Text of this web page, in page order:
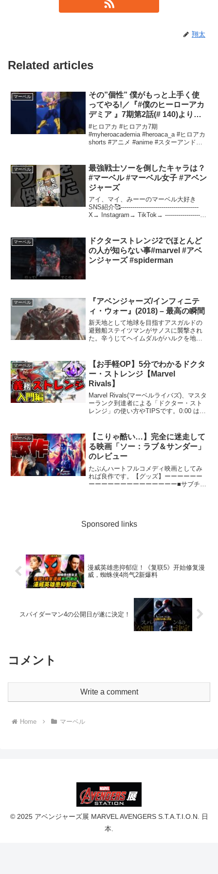
翔太
Related articles
マーベル
その”個性” 僕がもっと上手く使
ってやる!／『#僕のヒーローアカ
デミア 』7期第2話(# 140)より／
毎週土曜夕方5:30放送中
#ヒロアカ #ヒロアカ7期
#myheroacademia #heroaca_a #ヒロアカ
shorts #アニメ #anime #スターアンドス
マーベル
最強戦士ソーを倒したキャラは？
#マーベル #マーベル女子 #アベン
ジャーズ
アイ、マイ、みーーのマーベル大好き
SNS紹介🥰----------------------------------------
X→ Instagram→ TikTok→ ---------------------
マーベル
ドクターストレンジ2でほとんど
の人が知らない事#marvel #アベ
ンジャーズ #spiderman
マーベル
『アベンジャーズ/インフィニテ
ィ・ウォー』(2018) – 最高の瞬間
新天地として地球を目指すアスガルドの
避難船ステイツマンがサノスに襲撃され
た。辛うじてヘイムダルがハルクを地球
ス・ストーンが奪われる。パワー・スト
ーンと合わせ2つのインフィ...
マーベル
【お手軽OP】5分でわかるドクタ
ー・ストレンジ【Marvel
Rivals】
Marvel Rivals(マーベルライバズ)、マスタ
ーランク到達者による「ドクター・スト
レンジ」の使い方やTIPSです。0:00 はじ
ク...
マーベル
【こりゃ酷い…】完全に迷走して
る映画「ソー：ラブ＆サンダー」
のレビュー
たぶんハートフルコメディ映画としてみ
れば良作です。【グッズ】ーーーーーー
ーーーーーーーーーーーーーー■サブチャ
Sponsored links
漫威英雄患抑郁症！《复联5》开始修复漫
威，蜘蛛侠4尚气2新爆料
スパイダーマン4の公開日が遂に決定！
コメント
Write a comment
Home マーベル
© 2025 アベンジャーズ展 MARVEL AVENGERS S.T.A.T.I.O.N. 日
本.